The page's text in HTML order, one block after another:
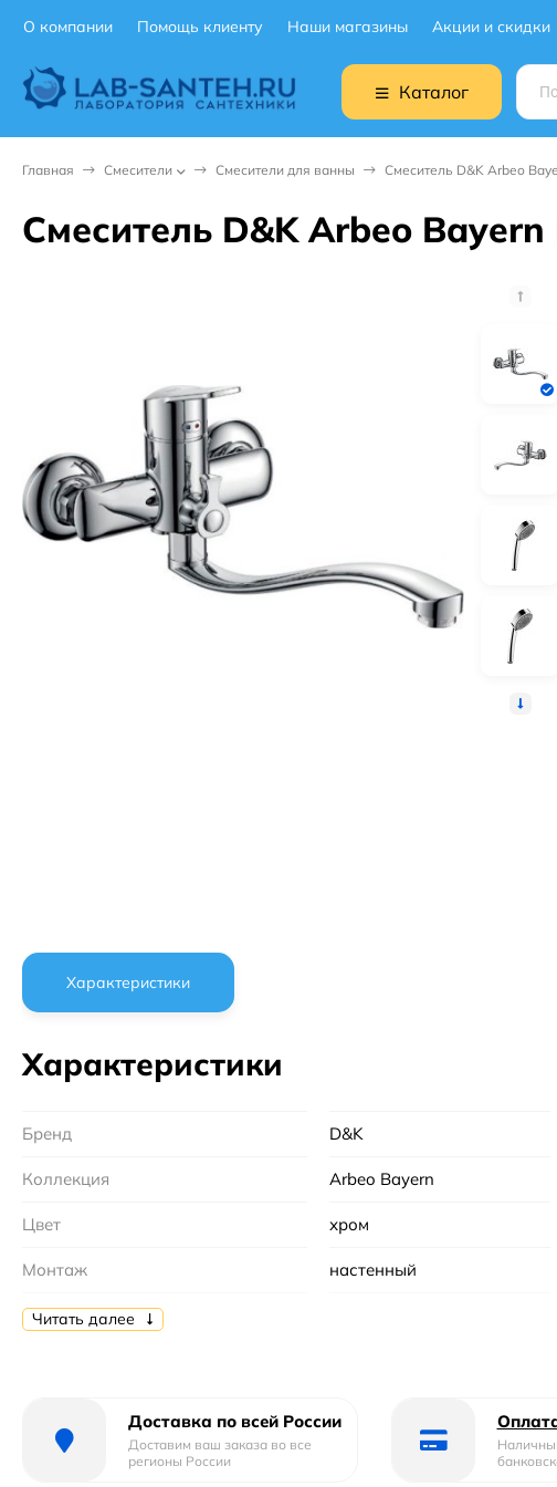
О компании Помощь клиенту Наши магазины Акции и скидки
Каталог
Главная Смесители Смесители для ванны Смеситель D&K Arbeo
Смеситель D&K Arbeo
Характеристики
Характеристики
Бренд D&K
Коллекция Arbeo Bayern
Цвет хром
Монтаж настенный
Материал
Механизм Керамический
Читать далее
Доставка по всей России
Доставим ваш заказа во все
регионы России